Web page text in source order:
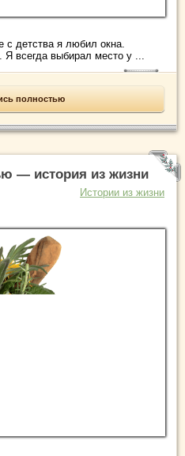
детства я любил окна.
всегда выбирал место у ...
полностью
— история из жизни
Истории из жизни